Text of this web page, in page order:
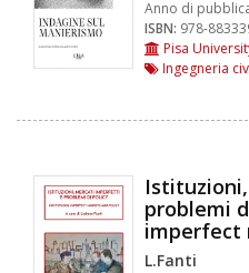
Anno di
ISBN: 978-
Pisa
Ingegneria
problemi
imperfect
L.Fanti